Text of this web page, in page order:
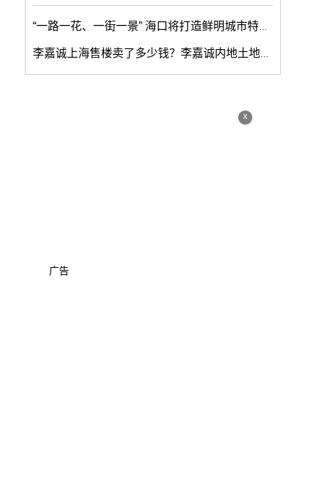
“一路一花、一街一景” 海口将打造鲜明城市特色形象
李嘉诚上海售楼卖了多少钱？李嘉诚内地土地储备多少？
x
广告